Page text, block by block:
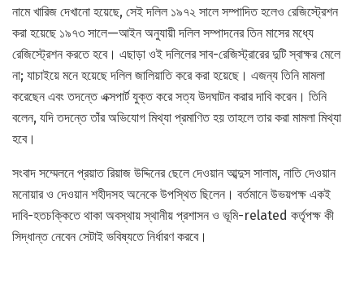
নামে খারিজ দেখানো হয়েছে, সেই দলিল ১৯৭২ সালে সম্পাদিত হলেও রেজিস্ট্রেশন
করা হয়েছে ১৯৭৩ সালে—আইন অনুযায়ী দলিল সম্পাদনের তিন মাসের মধ্যে
রেজিস্ট্রেশন করতে হবে। এছাড়া ওই দলিলের সাব-রেজিস্ট্রারের দুটি স্বাক্ষর মেলে
না; যাচাইয়ে মনে হয়েছে দলিল জালিয়াতি করে করা হয়েছে। এজন্য তিনি মামলা
করেছেন এবং তদন্তে এক্সপার্ট যুক্ত করে সত্য উদঘাটন করার দাবি করেন। তিনি
বলেন, যদি তদন্তে তাঁর অভিযোগ মিথ্যা প্রমাণিত হয় তাহলে তার করা মামলা মিথ্যা
হবে।
সংবাদ সম্মেলনে প্রয়াত রিয়াজ উদ্দিনের ছেলে দেওয়ান আব্দুস সালাম, নাতি দেওয়ান
মনোয়ার ও দেওয়ান শহীদসহ অনেকে উপস্থিত ছিলেন। বর্তমানে উভয়পক্ষ একই
দাবি-হতচক্কিতে থাকা অবস্থায় স্থানীয় প্রশাসন ও ভূমি-related কর্তৃপক্ষ কী
সিদ্ধান্ত নেবেন সেটাই ভবিষ্যতে নির্ধারণ করবে।